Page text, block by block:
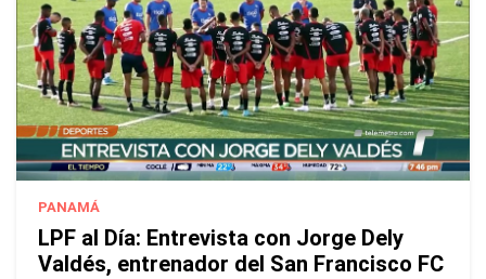
PANAMÁ
LPF al Día: Entrevista con Jorge Dely
Valdés, entrenador del San Francisco FC